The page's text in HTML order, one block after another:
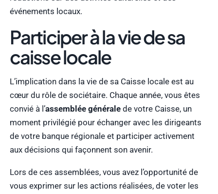
événements locaux.
Participer à la vie de sa
caisse locale
L’implication dans la vie de sa Caisse locale est au
cœur du rôle de sociétaire. Chaque année, vous êtes
convié à l’assemblée générale de votre Caisse, un
moment privilégié pour échanger avec les dirigeants
de votre banque régionale et participer activement
aux décisions qui façonnent son avenir.
Lors de ces assemblées, vous avez l’opportunité de
vous exprimer sur les actions réalisées, de voter les